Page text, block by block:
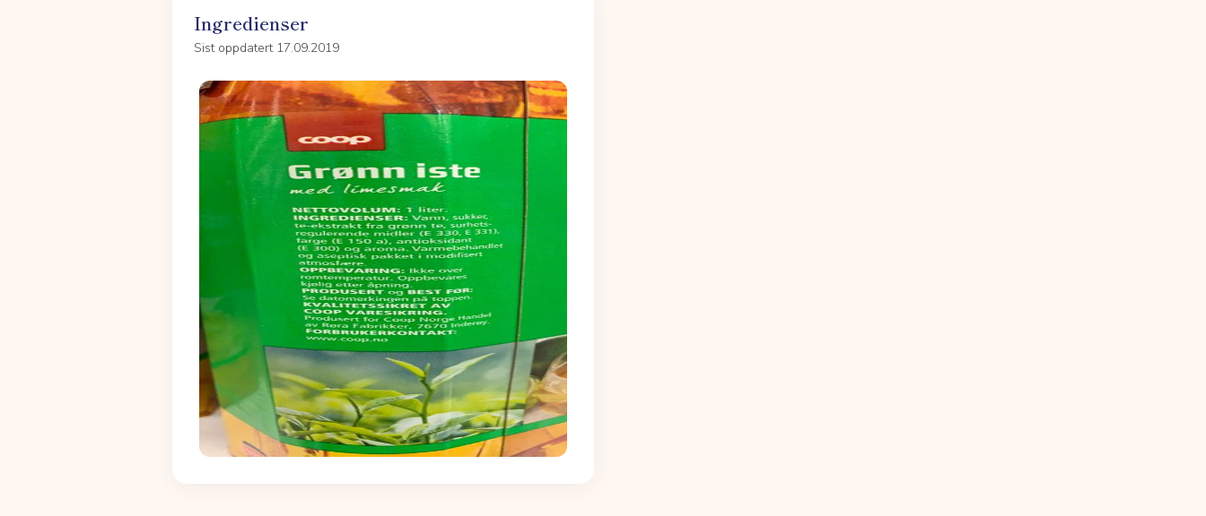
Ingredienser
Sist oppdatert 17.09.2019